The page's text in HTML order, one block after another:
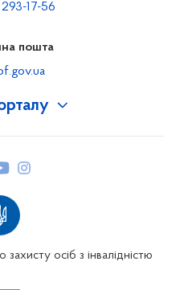
17-56
пошта
осіб з інвалідністю